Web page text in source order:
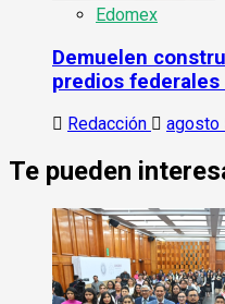
Edomex
Demuelen
predios federales
Redacción agosto
Te pueden